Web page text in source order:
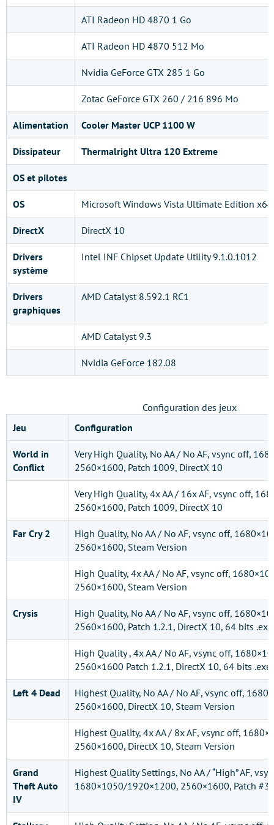
ATI Radeon HD 4870 1 Go
ATI Radeon HD 4870 512 Mo
Nvidia GeForce GTX 285 1 Go
Zotac GeForce GTX 260 / 216 896 Mo
Alimentation Cooler Master UCP 1100 W
Dissipateur Thermalright Ultra 120 Extreme
OS et pilotes
OS Microsoft Windows Vista Ultimate Edition x64
DirectX DirectX 10
Drivers
système
Intel INF Chipset Update Utility 9.1.0.1012
Drivers
graphiques
AMD Catalyst 8.592.1 RC1
AMD Catalyst 9.3
Nvidia GeForce 182.08
Configuration des jeux
Jeu
Configuration
World in
Conflict
Very High Quality, No AA / No AF, vsync off,
2560×1600, Patch 1009, DirectX 10
Very High Quality, 4x AA / 16x AF, vsync off,
2560×1600, Patch 1009, DirectX 10
Far Cry 2
High Quality, No AA / No AF, vsync off,
2560×1600, Steam Version
High Quality, 4x AA / No AF, vsync off,
2560×1600, Steam Version
Crysis
High Quality, No AA / No AF, vsync off,
2560×1600, Patch 1.2.1, DirectX 10, 64 bits .exe
High Quality , 4x AA / No AF, vsync off,
2560×1600 Patch 1.2.1, DirectX 10, 64 bits .exe
Left 4 Dead
Highest Quality, No AA / No AF, vsync off,
2560×1600, DirectX 10, Steam Version
Highest Quality, 4x AA / 8x AF, vsync off,
2560×1600, DirectX 10, Steam Version
Grand
Theft Auto
IV
Highest Quality Settings, No AA / “High” AF,
1680×1050/1920×1200, 2560×1600, Patch #3